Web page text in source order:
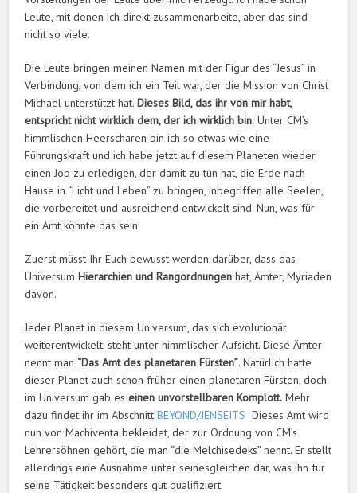
Leute, mit denen ich direkt zusammenarbeite, aber das sind
nicht so viele.
Die Leute bringen meinen Namen mit der Figur des “Jesus” in
Verbindung, von dem ich ein Teil war, der die Mission von Christ
Michael unterstützt hat.Dieses Bild, das ihr von mir habt,
entspricht nicht wirklich dem, der ich wirklich bin. Unter CM’s
himmlischen Heerscharen bin ich so etwas wie eine
Führungskraft und ich habe jetzt auf diesem Planeten wieder
einen Job zu erledigen, der damit zu tun hat, die Erde nach
Hause in “Licht und Leben” zu bringen, inbegriffen alle Seelen,
die vorbereitet und ausreichend entwickelt sind. Nun, was für
ein Amt könnte das sein.
Zuerst müsst Ihr Euch bewusst werden darüber, dass das
UniversumHierarchien und Rangordnungen hat, Ämter, Myriaden
davon.
Jeder Planet in diesem Universum, das sich evolutionär
weiterentwickelt, steht unter himmlischer Aufsicht. Diese Ämter
nennt man “Das Amt des planetaren Fürsten”. Natürlich hatte
dieser Planet auch schon früher einen planetaren Fürsten, doch
im Universum gab eseinen unvorstellbaren Komplott. Mehr
dazu findet ihr im AbschnittBEYOND/JENSEITS Dieses Amt wird
nun von Machiventa bekleidet, der zur Ordnung von CM’s
Lehrersöhnen gehört, die man “die Melchisedeks” nennt. Er stellt
allerdings eine Ausnahme unter seinesgleichen dar, was ihn für
seine Tätigkeit besonders gut qualifiziert.